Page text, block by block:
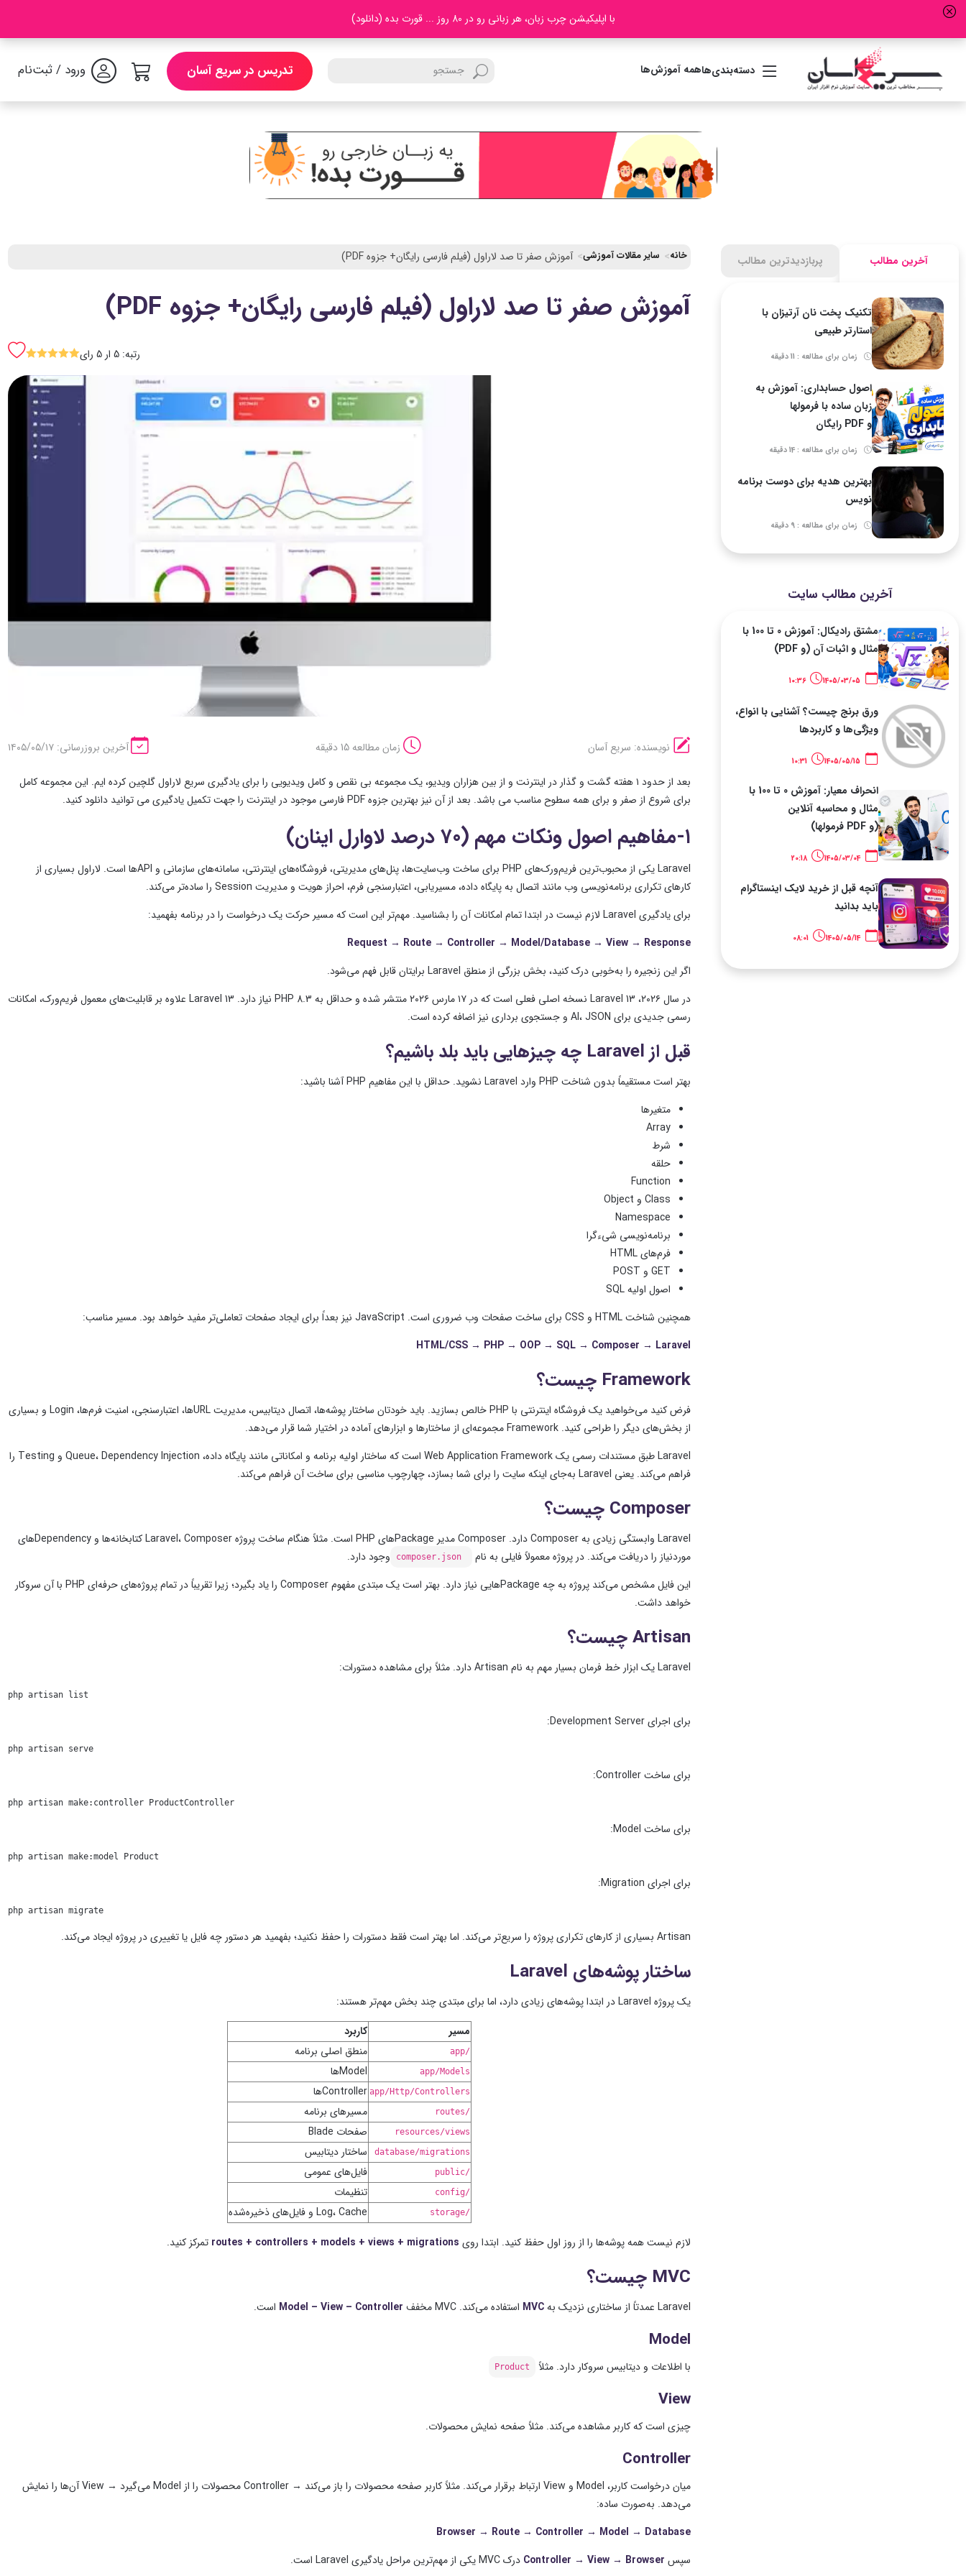
با اپلیکیشن چرب زبان، هر زبانی رو در 80 روز ... قورت بده (دانلود)
دسته‌بندی‌هاهمه آموزش‌ها تدریس در سریع آسان ورود / ثبت‌نام
آخرین مطالب پربازدیدترین مطالب
تکنیک پخت نان آرتیزان با
استارتر طبیعی
زمان برای مطالعه : 11 دقیقه
اصول حسابداری: آموزش به
زبان ساده با فرمولها
و PDF رایگان
زمان برای مطالعه : 14 دقیقه
بهترین هدیه برای دوست برنامه
نویس
زمان برای مطالعه : 9 دقیقه
آخرین مطالب سایت
مشتق رادیکال: آموزش 0 تا 100 با
مثال و اثبات آن (و PDF)
10:36
ورق برنج چیست؟ آشنایی با انواع،
ویژگی‌ها و کاربردها
10:31
انحراف معیار: آموزش 0 تا 100 با
مثال و محاسبه آنلاین
(و PDF فرمولها)
1405/03/04
20:18
آنچه قبل از خرید لایک اینستاگرام
باید بدانید
1405/05/14
08:01
خانه سایر مقالات آموزشی آموزش صفر تا صد لاراول (فیلم فارسی رایگان+ جزوه PDF)
آموزش صفر تا صد لاراول (فیلم فارسی رایگان+ جزوه PDF)
رتبه: 5 ار 5 رای SSSSS
نویسنده: سریع آسان زمان مطالعه 15 دقیقه آخرین بروزرسانی: ۱۴۰۵/۰۵/۱۷
بعد از حدود ۱ هفته گشت و گذار در اینترنت و از بین هزاران ویدیو، یک مجموعه بی نقص و کامل ویدیویی را برای یادگیری سریع لاراول گلچین کرده ایم. این مجموعه کامل
برای شروع از صفر و برای همه سطوح مناسب می باشد. بعد از آن نیز بهترین جزوه PDF فارسی موجود در اینترنت را جهت تکمیل یادگیری می توانید دانلود کنید.
۱-مفاهیم اصول ونکات مهم (70 درصد لاوارل اینان)
Laravel یکی از محبوب‌ترین فریم‌ورک‌های PHP برای ساخت وب‌سایت‌ها، پنل‌های مدیریتی، فروشگاه‌های اینترنتی، سامانه‌های سازمانی و APIها است. لاراول بسیاری از
کارهای تکراری برنامه‌نویسی وب مانند اتصال به پایگاه داده، مسیریابی، اعتبارسنجی فرم، احراز هویت و مدیریت Session را ساده‌تر می‌کند.
برای یادگیری Laravel لازم نیست در ابتدا تمام امکانات آن را بشناسید. مهم‌تر این است که مسیر حرکت یک درخواست را در برنامه بفهمید:
Request → Route → Controller → Model/Database → View → Response
اگر این زنجیره را به‌خوبی درک کنید، بخش بزرگی از منطق Laravel برایتان قابل فهم می‌شود.
در سال ۲۰۲۶، Laravel 13 نسخه اصلی فعلی است که در ۱۷ مارس ۲۰۲۶ منتشر شده و حداقل به PHP 8.3 نیاز دارد. Laravel 13 علاوه بر قابلیت‌های معمول فریم‌ورک، امکانات
رسمی جدیدی برای AI، JSON و جستجوی برداری نیز اضافه کرده است.
قبل از Laravel چه چیزهایی باید بلد باشیم؟
بهتر است مستقیماً بدون شناخت PHP وارد Laravel نشوید.
حداقل با این مفاهیم PHP آشنا باشید:
متغیرها
Array
شرط
حلقه
Function
Class و Object
Namespace
برنامه‌نویسی شیءگرا
فرم‌های HTML
GET و POST
اصول اولیه SQL
همچنین شناخت HTML و CSS برای ساخت صفحات وب ضروری است.
JavaScript نیز بعداً برای ایجاد صفحات تعاملی‌تر مفید خواهد بود.
مسیر مناسب:
HTML/CSS → PHP → OOP → SQL → Composer → Laravel
Framework چیست؟
فرض کنید می‌خواهید یک فروشگاه اینترنتی با PHP خالص بسازید.
باید خودتان ساختار پوشه‌ها، اتصال دیتابیس، مدیریت URLها، اعتبارسنجی، امنیت فرم‌ها، Login و بسیاری
از بخش‌های دیگر را طراحی کنید.Framework مجموعه‌ای از ساختارها و ابزارهای آماده در اختیار شما قرار می‌دهد.
Laravel طبق مستندات رسمی یک Web Application Framework است که ساختار اولیه برنامه و امکاناتی مانند پایگاه داده، Queue، Dependency Injection و Testing را
فراهم می‌کند.یعنی Laravel به‌جای اینکه سایت را برای شما بسازد، چهارچوب مناسبی برای ساخت آن فراهم می‌کند.
Composer چیست؟
Laravel وابستگی زیادی به Composer دارد. Composer مدیر Packageهای PHP است.
مثلاً هنگام ساخت پروژه Laravel، Composer کتابخانه‌ها و Dependencyهای
موردنیاز را دریافت می‌کند.در پروژه معمولاً فایلی به نام composer.json
وجود دارد.
این فایل مشخص می‌کند پروژه به چه Packageهایی نیاز دارد.
بهتر است یک مبتدی مفهوم Composer را یاد بگیرد؛ زیرا تقریباً در تمام پروژه‌های حرفه‌ای PHP با آن سروکار
خواهد داشت.
Artisan چیست؟
Laravel یک ابزار خط فرمان بسیار مهم به نام Artisan دارد. مثلاً برای مشاهده دستورات:
php artisan list
برای اجرای Development Server:
php artisan serve
برای ساخت Controller:
php artisan make:controller ProductController
برای ساخت Model:
php artisan make:model Product
برای اجرای Migration:
php artisan migrate
Artisan بسیاری از کارهای تکراری پروژه را سریع‌تر می‌کند. اما بهتر است فقط دستورات را حفظ نکنید؛ بفهمید هر دستور چه فایل یا تغییری در پروژه ایجاد می‌کند.
ساختار پوشه‌های Laravel
یک پروژه Laravel در ابتدا پوشه‌های زیادی دارد، اما برای مبتدی چند بخش مهم‌تر هستند:
مسیر
کاربرد
app/ منطق اصلی برنامه
app/Models Modelها
app/Http/Controllers Controllerها
routes/ مسیرهای برنامه
resources/views صفحات Blade
database/migrations ساختار دیتابیس
public/ فایل‌های عمومی
config/ تنظیمات
storage/
Log، Cache و فایل‌های ذخیره‌شده
لازم نیست همه پوشه‌ها را از روز اول حفظ کنید. ابتدا روی routes + controllers + models + views + migrations تمرکز کنید.
MVC چیست؟
Laravel عمدتاً از ساختاری نزدیک به MVC استفاده می‌کند.MVC مخفف Model – View – Controller است.
Model
با اطلاعات و دیتابیس سروکار دارد.مثلاً Product
View
چیزی است که کاربر مشاهده می‌کند.مثلاً صفحه نمایش محصولات.
Controller
میان درخواست کاربر، Model و View ارتباط برقرار می‌کند. مثلاً کاربر صفحه محصولات را باز می‌کند → Controller محصولات را از Model می‌گیرد → View آن‌ها را نمایش
می‌دهد. به‌صورت ساده:
Browser → Route → Controller → Model → Database
سپس Controller → View → Browser درک MVC یکی از مهم‌ترین مراحل یادگیری Laravel است.